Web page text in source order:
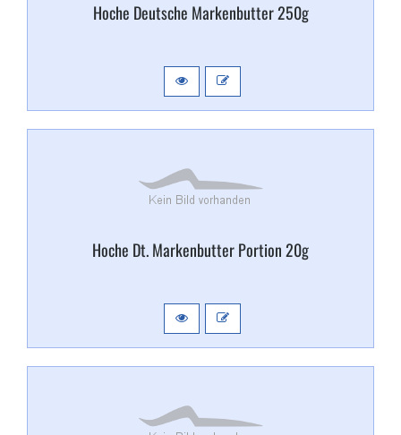
Hoche Deutsche Markenbutter 250g
Hoche Dt. Markenbutter Portion 20g